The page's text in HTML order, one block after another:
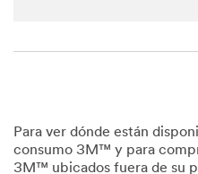
stored
and its
authoriz
ed third
Para ver dónde están
consumo 3M™ y para
3M™ ubicados fuera de su